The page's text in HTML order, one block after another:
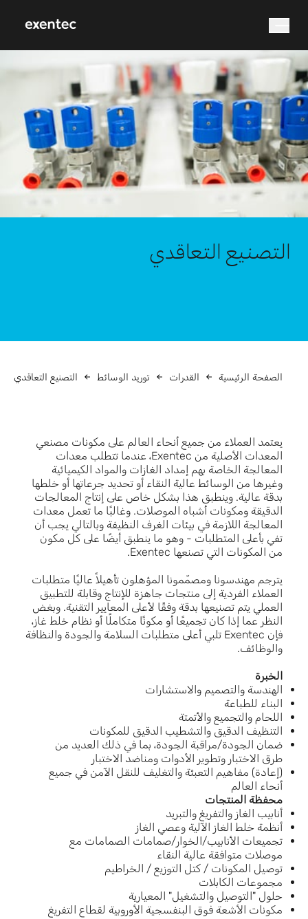
Search
التصنيع التعاقدي
الصفحة الرئيسية القدرات توريد الوسائط التصنيع التعاقدي
يعتمد العملاء من جميع أنحاء العالم على مكونات مصنعي
المعدات الأصلية من Exentec، عندما تتطلب معدات
المعالجة الخاصة بهم إمداد الغازات والمواد الكيميائية
وغيرها من الوسائط عالية النقاء أو تحديد جرعاتها أو خلطها
بدقة عالية. وينطبق هذا بشكل خاص على إنتاج المعالجات
الدقيقة ومكونات أشباه الموصلات. وغالبًا ما تعمل معدات
المعالجة اللازمة في بيئات الغرف النظيفة وبالتالي يجب أن
تفي بأعلى المتطلبات - وهو ما ينطبق أيضًا على كل مكون
من المكونات التي تصنعها Exentec.
يترجم مهندسونا ومصمّمونا المؤهلون تأهيلاً عاليًا متطلبات
العملاء الفردية إلى منتجات جاهزة للإنتاج وقابلة للتطبيق
العملي يتم تصنيعها بدقة وفقًا لأعلى المعايير التقنية. وبغض
النظر عما إذا كان تجميعًا أو مكونًا متكاملًا أو نظام خلط غاز،
فإن Exentec تلبي أعلى متطلبات السلامة والجودة والنظافة
والوظائف.
الخبرة
الهندسة والتصميم والاستشارات
البناء للطباعة
اللحام والتجميع والأتمتة
التنظيف الدقيق والتشطيب الدقيق للمكونات
ضمان الجودة/مراقبة الجودة، بما في ذلك العديد من
طرق الاختبار وتطوير الأدوات ومناضد الاختبار
(إعادة) مفاهيم التعبئة والتغليف للنقل الآمن في جميع
أنحاء العالم
محفظة المنتجات
أنابيب الغاز والتفريغ والتبريد
أنظمة خلط الغاز الآلية وعصي الغاز
تجميعات الأنابيب/الخوار/صمامات الصمامات مع
موصلات متوافقة عالية النقاء
توصيل المكونات / كتل التوزيع / الخراطيم
مجموعات الكابلات
حلول "التوصيل والتشغيل" المعيارية
مكونات الأشعة فوق البنفسجية الأوروبية لقطاع التفريغ